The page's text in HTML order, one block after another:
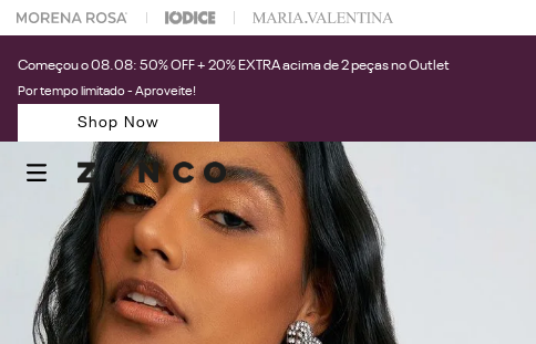
na sua 1° compra usando o cupom: PRIMEIRAZIN
Começou o 08.08: 50% OFF + 20% EXTRA acima de 2 peças no Outlet
Por tempo limitado - Aproveite!
Shop Now